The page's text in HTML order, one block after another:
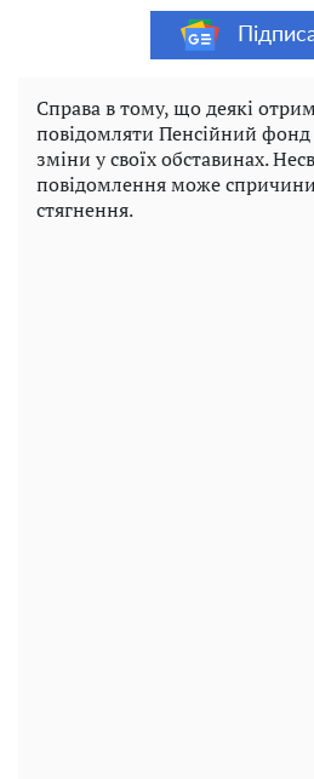
Справа в тому, що деякі
повідомляти Пенсійний фонд
зміни у своїх обставинах.
повідомлення може
стягнення.